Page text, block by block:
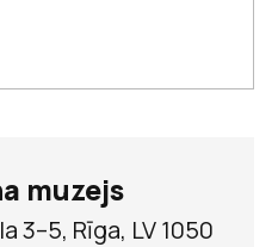
muzejs
3–5, Rīga, LV 1050